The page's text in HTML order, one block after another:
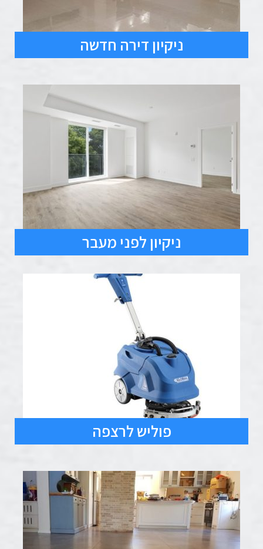
ניקיון דירה חדשה
ניקיון לפני מעבר
פוליש לרצפה